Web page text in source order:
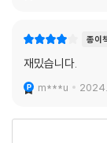
종이
재밌습니다.
m***u